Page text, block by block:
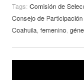
Tags: Comisión de
Consejo de
Coahuila femenino